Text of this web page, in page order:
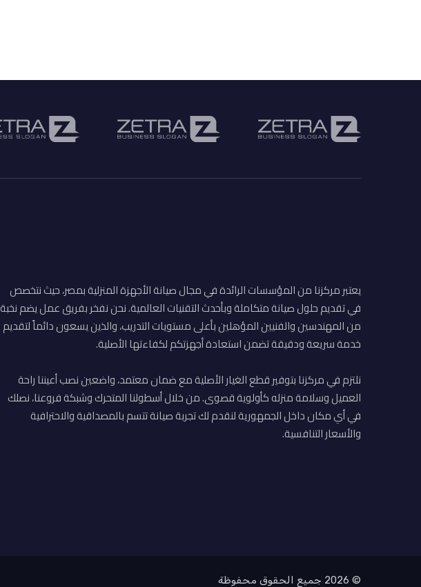
يعتبر مركزنا من المؤسسات الرائدة في مجال صيانة الأجهزة المنزلية بمصر، حيث نتخصص
في تقديم حلول صيانة متكاملة وبأحدث التقنيات العالمية. نحن نفخر بفريق عمل يضم نخبة
من المهندسين والفنيين المؤهلين بأعلى مستويات التدريب، والذين يسعون دائماً لتقديم
خدمة سريعة ودقيقة تضمن استعادة أجهزتكم لكفاءتها الأصلية.
نلتزم في مركزنا بتوفير قطع الغيار الأصلية مع ضمان معتمد، واضعين نصب أعيننا راحة
العميل وسلامة منزله كأولوية قصوى. من خلال أسطولنا المتحرك وشبكة فروعنا، نصلك
في أي مكان داخل الجمهورية لنقدم لك تجربة صيانة تتسم بالمصداقية والاحترافية
والأسعار التنافسية.
© 2026 جميع الحقوق محفوظة